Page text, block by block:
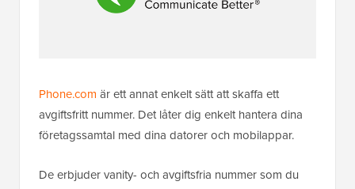
Phone.com är ett annat enkelt sätt att skaffa ett
avgiftsfritt nummer. Det låter dig enkelt hantera dina
företagssamtal med dina datorer och mobilappar.
De erbjuder vanity- och avgiftsfria nummer som du